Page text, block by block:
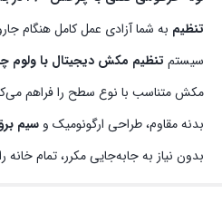
تنظیم به شما آزادی عمل کامل هنگام
سیستم تنظیم مکش دیجیتال با ولوم
مکش متناسب با نوع سطح را فراهم
بدنه مقاوم، طراحی ارگونومیک و سیم برق ۹
بدون نیاز به جابه‌جایی مکرر، تمام خانه